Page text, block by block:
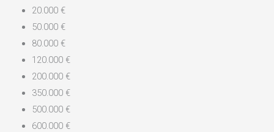
20.000 €
50.000 €
80.000 €
120.000 €
200.000 €
350.000 €
500.000 €
600.000 €